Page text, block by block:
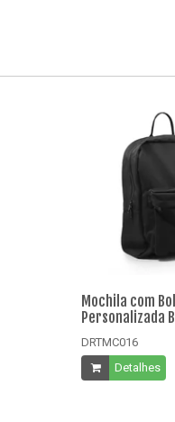
Mochila com
Personalizada
DRTMC016
Detalhes